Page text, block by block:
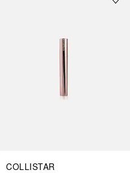
COLLISTAR